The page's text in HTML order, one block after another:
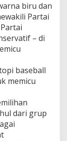
biru dan
Partai
– di
baseball
memicu
dari grup